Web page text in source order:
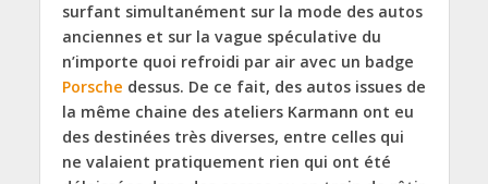
surfant simultanément sur la mode des autos
anciennes et sur la vague spéculative du
n’importe quoi refroidi par air avec un badge
Porsche dessus. De ce fait, des autos issues de
la même chaine des ateliers Karmann ont eu
des destinées très diverses, entre celles qui
ne valaient pratiquement rien qui ont été